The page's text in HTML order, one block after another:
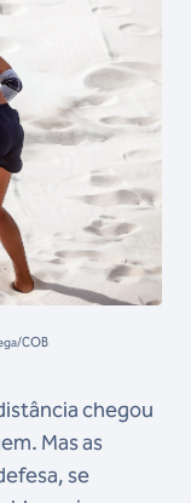
COB
chegou
Mas as
se